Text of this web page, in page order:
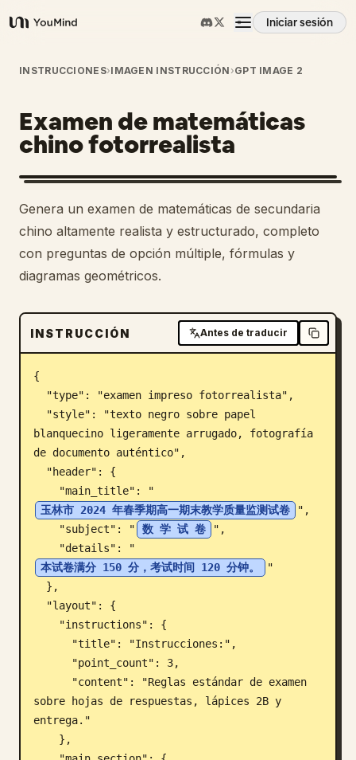
YouMind
Iniciar sesión
Resumen
Casos de uso
Habilidades
Prompts
Precios
Descargar
Blog
Actualizaciones
INSTRUCCIONES›IMAGEN INSTRUCCIÓN ›GPT IMAGE 2
Examen de matemáticas
chino fotorrealista
Genera un examen de matemáticas de secundaria
chino altamente realista y estructurado, completo
con preguntas de opción múltiple, fórmulas y
diagramas geométricos.
INSTRUCCIÓN Antes de traducir
{
blanquecino ligeramente arrugado, fotografía
de documento auténtico",
    "main_title": "
玉林市 2024 年春季期高一期末教学质量监测试卷
",
    "subject": "
数 学 试 卷
",
    "details": "
本试卷满分 150 分，考试时间 120 分钟。
"
sobre hojas de respuestas, lápices 2B y
entrega."